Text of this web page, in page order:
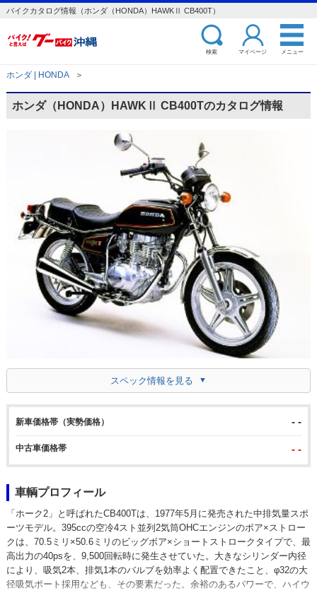
バイクカタログ情報（ホンダ（HONDA）HAWKⅡ CB400T）
検索 マイページ メニュー
ホンダ | HONDA ＞
ホンダ（HONDA）HAWKⅡ CB400Tのカタログ情報
スペック情報を見る
新車価格帯（実勢価格） - -
中古車価格帯 - -
車輌プロフィール
「ホーク2」と呼ばれたCB400Tは、1977年5月に発売された中排気量スポ
ーツモデル。395ccの空冷4スト並列2気筒OHCエンジンのボア×ストロー
クは、70.5ミリ×50.6ミリのビッグボア×ショートストロークタイプで、最
高出力の40psを、9,500回転時に発生させていた。大きなシリンダー内径
により、吸気2本、排気1本のバルブを効率よく配置できたこと、φ32の大
径吸気ポート採用なども、その要素だった。余裕のあるパワーで、ハイウ